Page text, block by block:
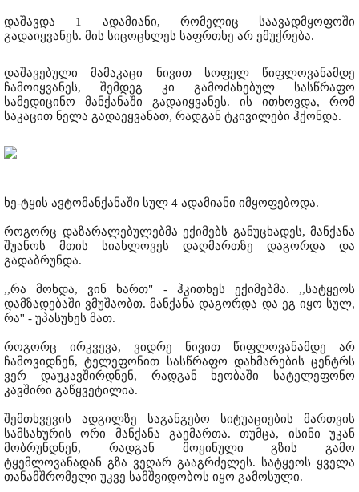
დაშავდა 1 ადამიანი, რომელიც საავადმყოფოში
გადაიყვანეს. მის სიცოცხლეს საფრთხე არ ემუქრება.
დაშავებული მამაკაცი ნივით სოფელ წიფლოვანამდე
ჩამოიყვანეს, შემდეგ კი გამოძახებულ სასწრაფო
სამედიცინო მანქანაში გადაიყვანეს. ის ითხოვდა, რომ
საკაცით ნელა გადაეყვანათ, რადგან ტკივილები ჰქონდა.
ხე-ტყის ავტომანქანაში სულ 4 ადამიანი იმყოფებოდა.
როგორც დაზარალებულებმა ექიმებს განუცხადეს, მანქანა
შუანოს მთის სიახლოვეს დაღმართზე დაგორდა და
გადაბრუნდა.
,,რა მოხდა, ვინ ხართ" - ჰკითხეს ექიმებმა. ,,სატყეოს
დამზადებაში ვმუშაობთ. მანქანა დაგორდა და ეგ იყო სულ,
რა'' - უპასუხეს მათ.
როგორც ირკვევა, ვიდრე ნივით წიფლოვანამდე არ
ჩამოვიდნენ, ტელეფონით სასწრაფო დახმარების ცენტრს
ვერ დაუკავშირდნენ, რადგან ხეობაში სატელეფონო
კავშირი გაწყვეტილია.
შემთხვევის ადგილზე საგანგებო სიტუაციების მართვის
სამსახურის ორი მანქანა გაემართა. თუმცა, ისინი უკან
მობრუნდნენ, რადგან მოყინული გზის გამო
ტყემლოვანადან გზა ვეღარ გააგრძელეს. სატყეოს ყველა
თანამშრომელი უკვე სამშვიდობოს იყო გამოსული.